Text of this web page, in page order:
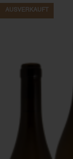
AUSVERKAUFT